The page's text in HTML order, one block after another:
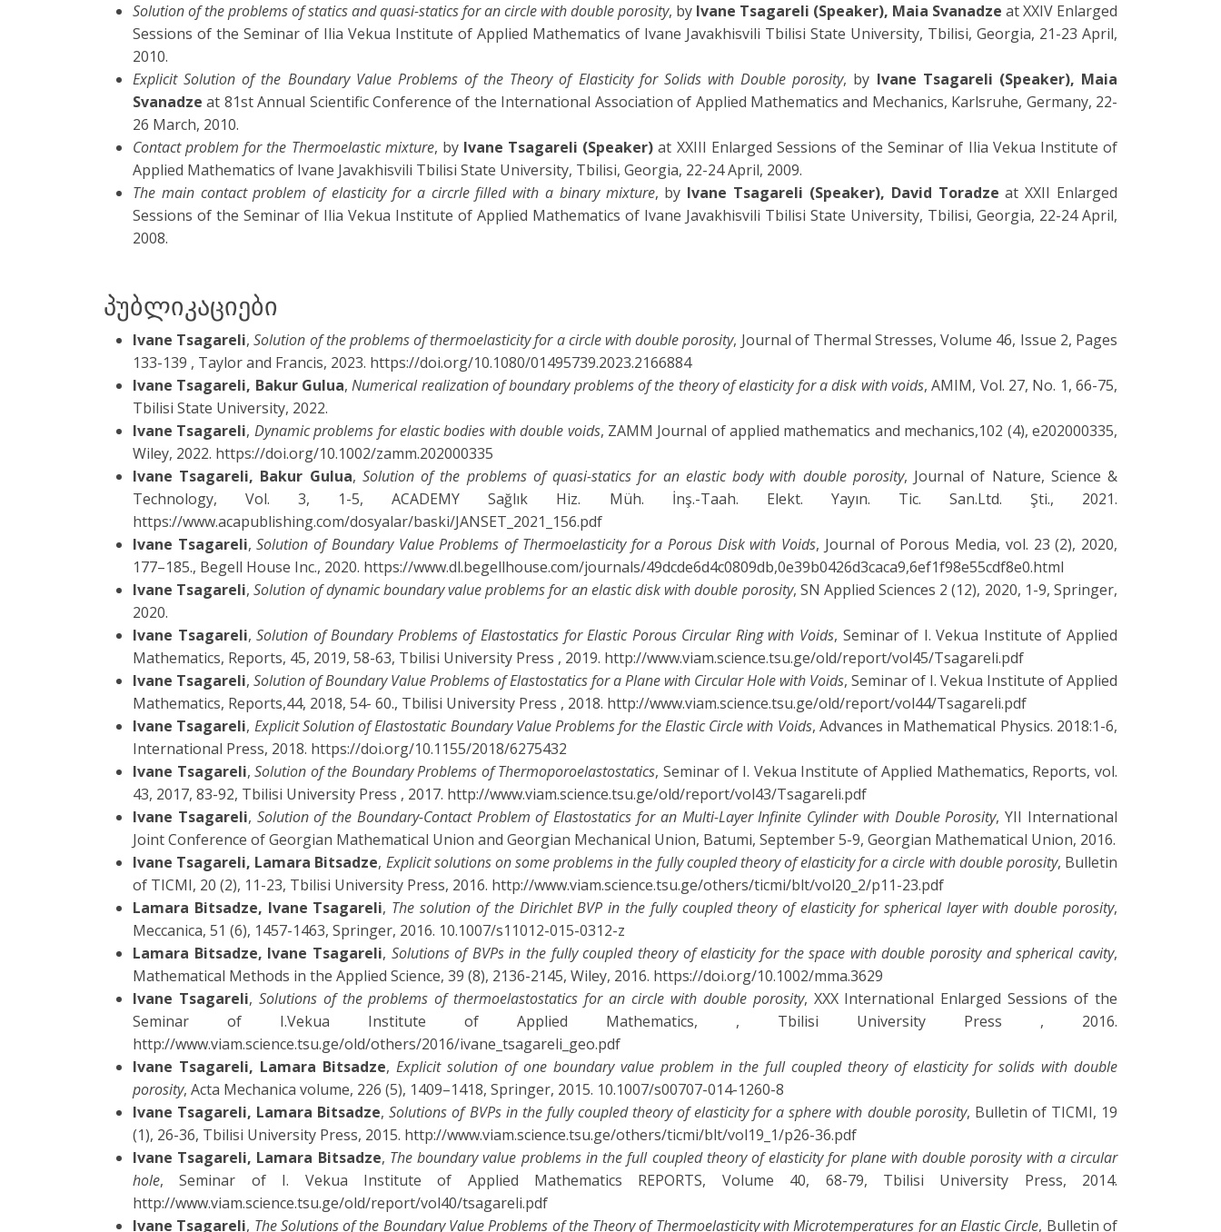
Solution of the problems of statics and quasi-statics for an circle with double porosity, by Ivane Tsagareli (Speaker), Maia Svanadze at XXIV Enlarged
Sessions of the Seminar of Ilia Vekua Institute of Applied Mathematics of Ivane Javakhisvili Tbilisi State University, Tbilisi, Georgia, 21-23 April,
2010.
Explicit Solution of the Boundary Value Problems of the Theory of Elasticity for Solids with Double porosity, by Ivane Tsagareli (Speaker), Maia
Svanadze at 81st Annual Scientific Conference of the International Association of Applied Mathematics and Mechanics, Karlsruhe, Germany, 22-
26 March, 2010.
Contact problem for the Thermoelastic mixture, by Ivane Tsagareli (Speaker) at XXIII Enlarged Sessions of the Seminar of Ilia Vekua Institute of
Applied Mathematics of Ivane Javakhisvili Tbilisi State University, Tbilisi, Georgia, 22-24 April, 2009.
The main contact problem of elasticity for a circrle filled with a binary mixture, by Ivane Tsagareli (Speaker), David Toradze at XXII Enlarged
Sessions of the Seminar of Ilia Vekua Institute of Applied Mathematics of Ivane Javakhisvili Tbilisi State University, Tbilisi, Georgia, 22-24 April,
2008.
პუბლიკაციები
Ivane Tsagareli,Solution of the problems of thermoelasticity for a circle with double porosity, Journal of Thermal Stresses, Volume 46, Issue 2, Pages
133-139 , Taylor and Francis, 2023. https://doi.org/10.1080/01495739.2023.2166884
Ivane Tsagareli, Bakur Gulua,Numerical realization of boundary problems of the theory of elasticity for a disk with voids, AMIM, Vol. 27, No. 1, 66-75,
Tbilisi State University, 2022.
Ivane Tsagareli, Dynamic problems for elastic bodies with double voids, ZAMM Journal of applied mathematics and mechanics,102 (4), e202000335,
Wiley, 2022. https://doi.org/10.1002/zamm.202000335
Ivane Tsagareli, Bakur Gulua, Solution of the problems of quasi-statics for an elastic body with double porosity, Journal of Nature, Science &
Technology, Vol. 3, 1-5, ACADEMY Sağlık Hiz. Müh. İnş.-Taah. Elekt. Yayın. Tic. San.Ltd. Şti., 2021.
https://www.acapublishing.com/dosyalar/baski/JANSET_2021_156.pdf
Ivane Tsagareli,Solution of Boundary Value Problems of Thermoelasticity for a Porous Disk with Voids, Journal of Porous Media, vol. 23 (2), 2020,
177–185., Begell House Inc., 2020. https://www.dl.begellhouse.com/journals/49dcde6d4c0809db,0e39b0426d3caca9,6ef1f98e55cdf8e0.html
Ivane Tsagareli,Solution of dynamic boundary value problems for an elastic disk with double porosity, SN Applied Sciences 2 (12), 2020, 1-9, Springer,
2020.
Ivane Tsagareli,Solution of Boundary Problems of Elastostatics for Elastic Porous Circular Ring with Voids, Seminar of I. Vekua Institute of Applied
Mathematics, Reports, 45, 2019, 58-63, Tbilisi University Press , 2019. http://www.viam.science.tsu.ge/old/report/vol45/Tsagareli.pdf
Ivane Tsagareli, Solution of Boundary Value Problems of Elastostatics for a Plane with Circular Hole with Voids, Seminar of I. Vekua Institute of Applied
Mathematics, Reports,44, 2018, 54- 60., Tbilisi University Press , 2018. http://www.viam.science.tsu.ge/old/report/vol44/Tsagareli.pdf
Ivane Tsagareli, Explicit Solution of Elastostatic Boundary Value Problems for the Elastic Circle with Voids, Advances in Mathematical Physics. 2018:1-6,
International Press, 2018. https://doi.org/10.1155/2018/6275432
Ivane Tsagareli,Solution of the Boundary Problems of Thermoporoelastostatics, Seminar of I. Vekua Institute of Applied Mathematics, Reports, vol.
43, 2017, 83-92, Tbilisi University Press , 2017. http://www.viam.science.tsu.ge/old/report/vol43/Tsagareli.pdf
Ivane Tsagareli, Solution of the Boundary-Contact Problem of Elastostatics for an Multi-Layer Infinite Cylinder with Double Porosity, YII International
Joint Conference of Georgian Mathematical Union and Georgian Mechanical Union, Batumi, September 5-9, Georgian Mathematical Union, 2016.
Ivane Tsagareli, Lamara Bitsadze, Explicit solutions on some problems in the fully coupled theory of elasticity for a circle with double porosity, Bulletin
of TICMI, 20 (2), 11-23, Tbilisi University Press, 2016. http://www.viam.science.tsu.ge/others/ticmi/blt/vol20_2/p11-23.pdf
Lamara Bitsadze, Ivane Tsagareli, The solution of the Dirichlet BVP in the fully coupled theory of elasticity for spherical layer with double porosity,
Meccanica, 51 (6), 1457-1463, Springer, 2016. 10.1007/s11012-015-0312-z
Lamara Bitsadze, Ivane Tsagareli, Solutions of BVPs in the fully coupled theory of elasticity for the space with double porosity and spherical cavity,
Mathematical Methods in the Applied Science, 39 (8), 2136-2145, Wiley, 2016. https://doi.org/10.1002/mma.3629
Ivane Tsagareli, Solutions of the problems of thermoelastostatics for an circle with double porosity, XXX International Enlarged Sessions of the
Seminar of I.Vekua Institute of Applied Mathematics, , Tbilisi University Press , 2016.
http://www.viam.science.tsu.ge/old/others/2016/ivane_tsagareli_geo.pdf
Ivane Tsagareli, Lamara Bitsadze, Explicit solution of one boundary value problem in the full coupled theory of elasticity for solids with double
porosity, Acta Mechanica volume, 226 (5), 1409–1418, Springer, 2015. 10.1007/s00707-014-1260-8
Ivane Tsagareli, Lamara Bitsadze,Solutions of BVPs in the fully coupled theory of elasticity for a sphere with double porosity, Bulletin of TICMI, 19
(1), 26-36, Tbilisi University Press, 2015. http://www.viam.science.tsu.ge/others/ticmi/blt/vol19_1/p26-36.pdf
Ivane Tsagareli, Lamara Bitsadze, The boundary value problems in the full coupled theory of elasticity for plane with double porosity with a circular
hole, Seminar of I. Vekua Institute of Applied Mathematics REPORTS, Volume 40, 68-79, Tbilisi University Press, 2014.
http://www.viam.science.tsu.ge/old/report/vol40/tsagareli.pdf
Ivane Tsagareli, The Solutions of the Boundary Value Problems of the Theory of Thermoelasticity with Microtemperatures for an Elastic Circle, Bulletin of